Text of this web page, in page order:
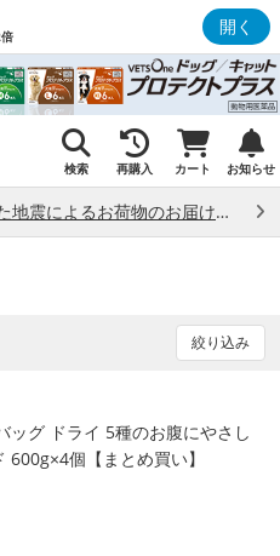
開く
検索 再購入 カート お知らせ
熊本県熊本地方で発生した地震によるお荷物のお届け状況について （7/28）
絞り込み
ッグ ドライ 5種のお腹にやさし
600g×4個【まとめ買い】